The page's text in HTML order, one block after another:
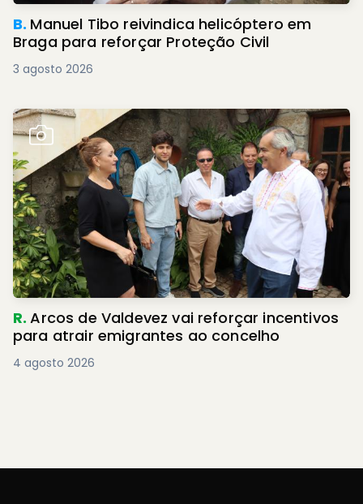
B. Manuel Tibo reivindica helicóptero em
Braga para reforçar Proteção Civil
3 agosto 2026
R.Arcos de Valdevez vai reforçar incentivos
para atrair emigrantes ao concelho
4 agosto 2026